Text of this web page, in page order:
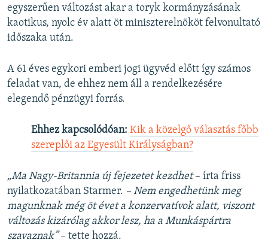
egyszerűen változást akar a toryk kormányzásának
kaotikus, nyolc év alatt öt miniszterelnököt felvonultató
időszaka után.
A 61 éves egykori emberi jogi ügyvéd előtt így számos
feladat van, de ehhez nem áll a rendelkezésére
elegendő pénzügyi forrás.
Ehhez kapcsolódóan: Kik a közelgő választás főbb
szereplői az Egyesült Királyságban?
„Ma Nagy-Britannia új fejezetet kezdhet– írta friss
nyilatkozatában Starmer. – Nem engedhetünk meg
magunknak még öt évet a konzervatívok alatt, viszont
változás kizárólag akkor lesz, ha a Munkáspártra
szavaznak”– tette hozzá.